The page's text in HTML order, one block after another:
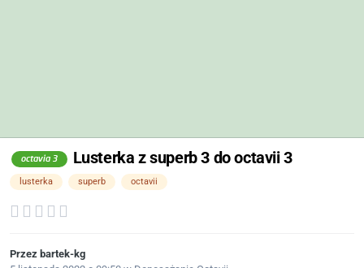
octavia 3 Lusterka z superb 3 do octavii 3
lusterka superb octavii
Przez bartek-kg